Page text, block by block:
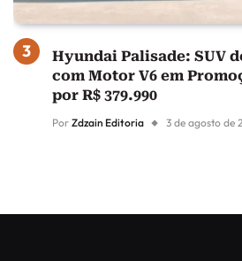
Hyundai Palisade: SUV
com Motor V6 em
por R$ 379.990
Por Zdzain Editoria 3 de agosto de